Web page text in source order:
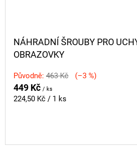
NÁHRADNÍ ŠROUBY PRO
OBRAZOVKY
Původně: 463 Kč (–3 %)
449 Kč / ks
Měrná
224,50 Kč / 1 ks